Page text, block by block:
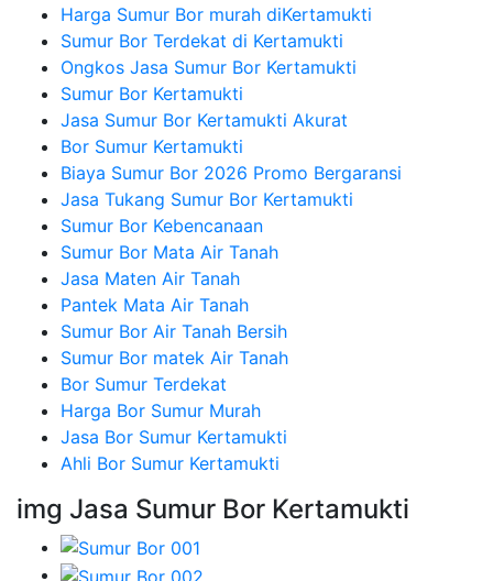
Harga Sumur Bor murah diKertamukti
Sumur Bor Terdekat di Kertamukti
Ongkos Jasa Sumur Bor Kertamukti
Sumur Bor Kertamukti
Jasa Sumur Bor Kertamukti Akurat
Bor Sumur Kertamukti
Biaya Sumur Bor 2026 Promo Bergaransi
Jasa Tukang Sumur Bor Kertamukti
Sumur Bor Kebencanaan
Sumur Bor Mata Air Tanah
Jasa Maten Air Tanah
Pantek Mata Air Tanah
Sumur Bor Air Tanah Bersih
Sumur Bor matek Air Tanah
Bor Sumur Terdekat
Harga Bor Sumur Murah
Jasa Bor Sumur Kertamukti
Ahli Bor Sumur Kertamukti
img Jasa Sumur Bor Kertamukti